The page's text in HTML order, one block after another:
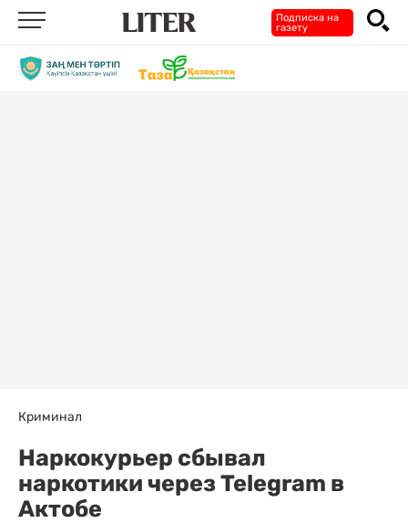
Подписка на
газету
Криминал
Наркокурьер сбывал
наркотики через Telegram в
Актобе